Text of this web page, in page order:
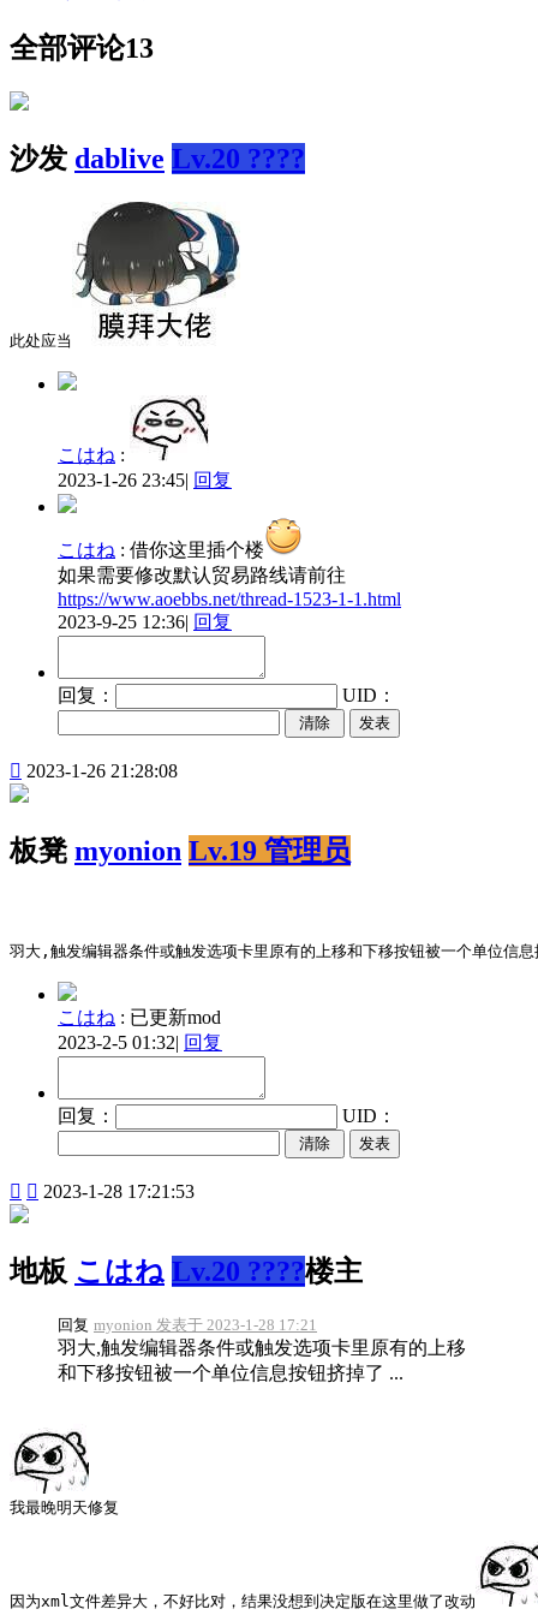
全部评论13
沙发 dablive Lv.20 ????
此处应当
こはね :
2023-1-26 23:45| 回复
こはね : 借你这里插个楼
如果需要修改默认贸易路线请前往
https://www.aoebbs.net/thread-1523-1-1.html
2023-9-25 12:36| 回复
回复： UID：
发表
 2023-1-26 21:28:08
板凳 myonion Lv.19 管理员
羽大,触发编辑器条件或触发选项卡里原有的上移和下移按钮被一个单位信
こはね : 已更新mod
2023-2-5 01:32| 回复
回复： UID：
发表
  2023-1-28 17:21:53
地板 こはね Lv.20 ????楼主
回复 myonion 发表于 2023-1-28 17:21
羽大,触发编辑器条件或触发选项卡里原有的上移
和下移按钮被一个单位信息按钮挤掉了 ...
我最晚明天修复
因为xml文件差异大，不好比对，结果没想到决定版在这里做了改动